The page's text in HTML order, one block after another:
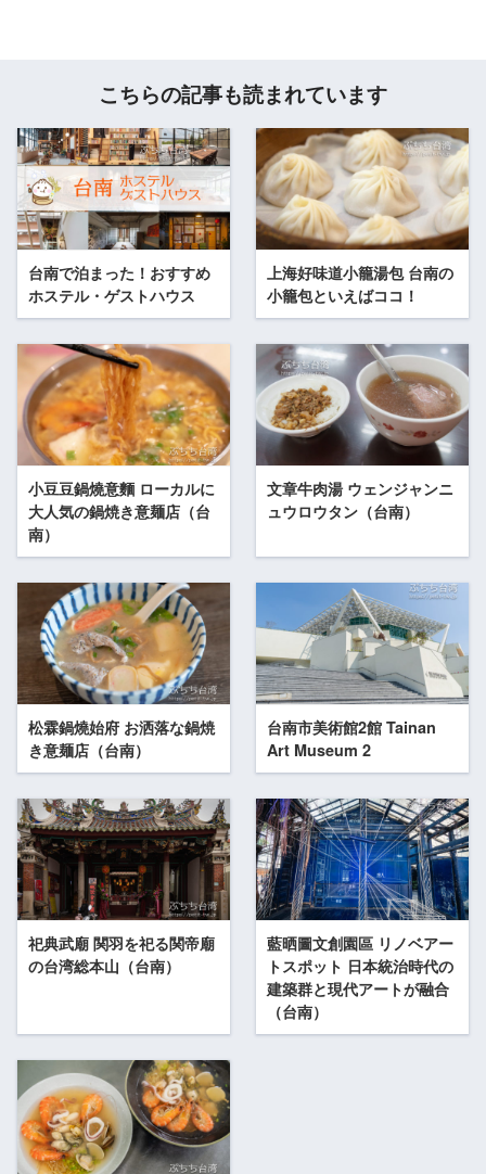
こちらの記事も読まれています
台南で泊まった！おすすめ
ホステル・ゲストハウス
上海好味道小籠湯包 台南の
小籠包といえばココ！
小豆豆鍋燒意麵 ローカルに
大人気の鍋焼き意麺店（台
南）
文章牛肉湯 ウェンジャンニ
ュウロウタン（台南）
松霖鍋燒始府 お洒落な鍋焼
き意麺店（台南）
台南市美術館2館 Tainan
Art Museum 2
祀典武廟 関羽を祀る関帝廟
の台湾総本山（台南）
藍晒圖文創園區 リノベアー
トスポット 日本統治時代の
建築群と現代アートが融合
（台南）